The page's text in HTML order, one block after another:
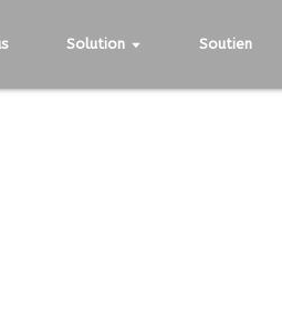
Solution Soutien